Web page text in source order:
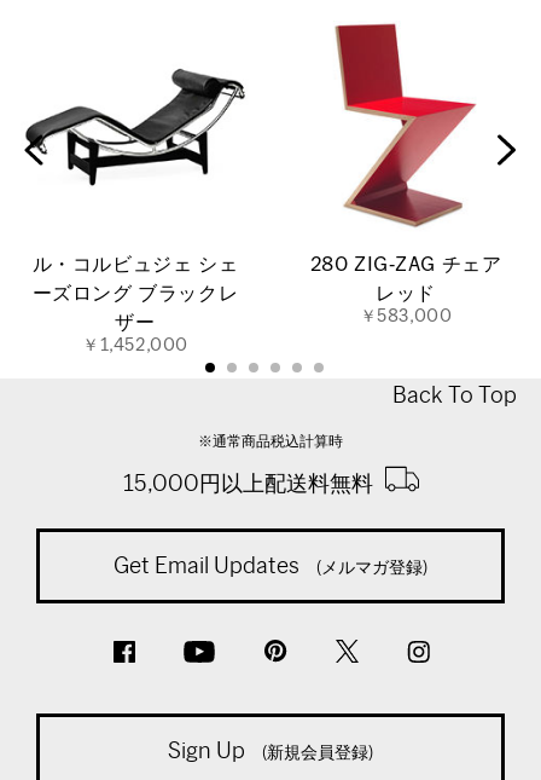
ル・コルビュジェ シェ
ーズロング ブラックレ
ザー
￥1,452,000
280 ZIG‐ZAG チェア
レッド
￥583,000
Back To Top
※通常商品税込計算時
15,000円以上配送料無料
Get Email Updates (メルマガ登録)
Sign Up (新規会員登録)